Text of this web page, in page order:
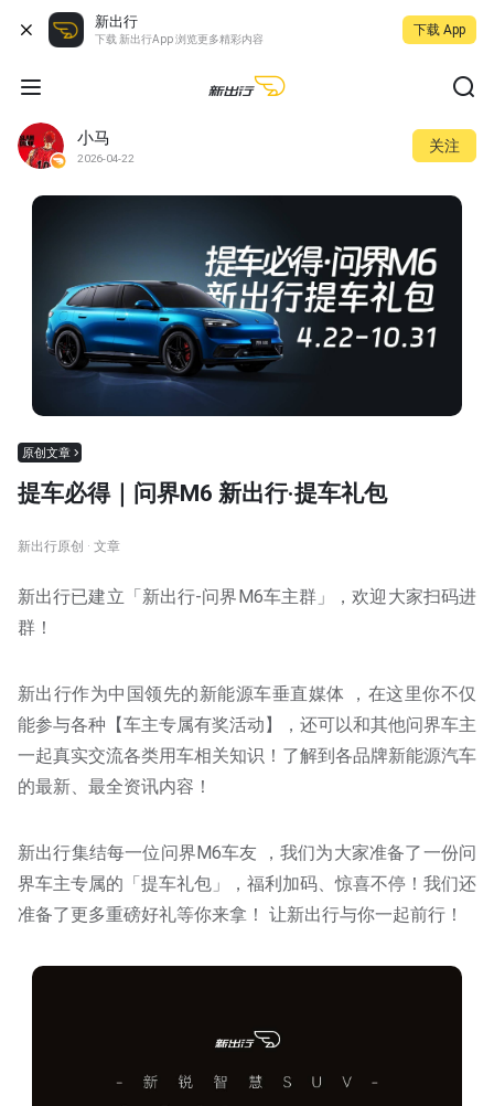
新出行
下载 新出行App 浏览更多精彩内容
下载 App
小马
2026-04-22
关注
原创文章
提车必得｜问界M6 新出行·提车礼包
新出行原创 · 文章
新出行已建立「新出行-问界M6车主群」，欢迎大家扫码进
群！
新出行作为中国领先的新能源车垂直媒体 ，在这里你不仅
能参与各种【车主专属有奖活动】，还可以和其他问界车主
一起真实交流各类用车相关知识！了解到各品牌新能源汽车
的最新、最全资讯内容！
新出行集结每一位问界M6车友 ，我们为大家准备了一份问
界车主专属的「提车礼包」，福利加码、惊喜不停！我们还
准备了更多重磅好礼等你来拿！ 让新出行与你一起前行！